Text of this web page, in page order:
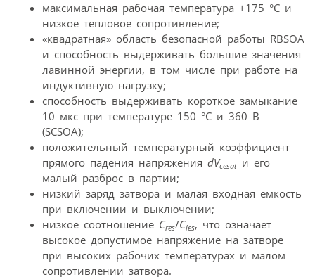
максимальная рабочая температура +175 °С и
низкое тепловое сопротивление;
«квадратная» область безопасной работы RBSOA
и способность выдерживать большие значения
лавинной энергии, в том числе при работе на
индуктивную нагрузку;
способность выдерживать короткое замыкание
10 мкс при температуре 150 °С и 360 В
(SCSOA);
положительный температурный коэффициент
прямого падения напряжения dVcesat и его
малый разброс в партии;
низкий заряд затвора и малая входная емкость
при включении и выключении;
низкое соотношение Cres/Cies, что означает
высокое допустимое напряжение на затворе
при высоких рабочих температурах и малом
сопротивлении затвора.